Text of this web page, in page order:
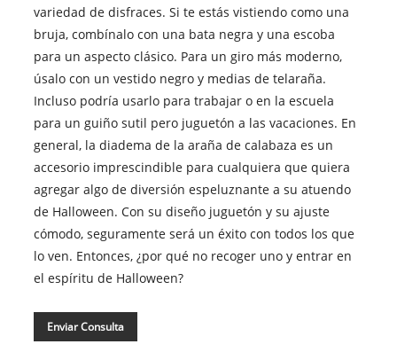
variedad de disfraces. Si te estás vistiendo como una
bruja, combínalo con una bata negra y una escoba
para un aspecto clásico. Para un giro más moderno,
úsalo con un vestido negro y medias de telaraña.
Incluso podría usarlo para trabajar o en la escuela
para un guiño sutil pero juguetón a las vacaciones. En
general, la diadema de la araña de calabaza es un
accesorio imprescindible para cualquiera que quiera
agregar algo de diversión espeluznante a su atuendo
de Halloween. Con su diseño juguetón y su ajuste
cómodo, seguramente será un éxito con todos los que
lo ven. Entonces, ¿por qué no recoger uno y entrar en
el espíritu de Halloween?
Enviar Consulta